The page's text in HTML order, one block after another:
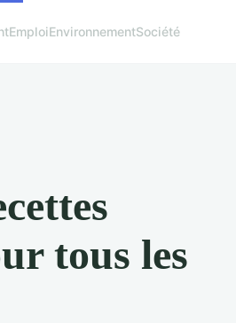
EmploiEnvironnementSociété
tous les